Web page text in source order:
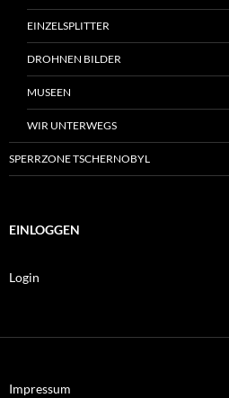
EINZELSPLITTER
DROHNEN BILDER
MUSEEN
WIR UNTERWEGS
SPERRZONE TSCHERNOBYL
EINLOGGEN
Login
Impressum